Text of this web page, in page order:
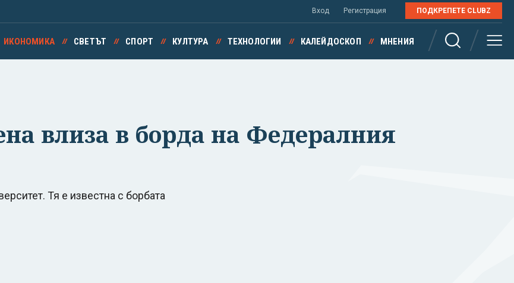
Вход Регистрация ПОДКРЕПЕТЕ CLUBZ
ИКОНОМИКА СВЕТЪТ СПОРТ КУЛТУРА ТЕХНОЛОГИИ КАЛЕЙДОСКОП МНЕНИЯ
влиза в борда на Федералния
Тя е известна с борбата